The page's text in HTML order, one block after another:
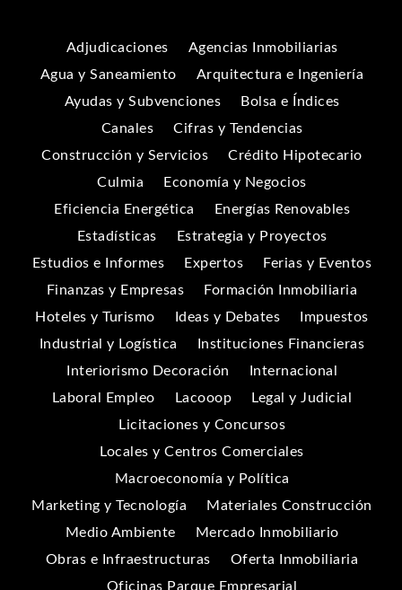
Adjudicaciones
Agencias Inmobiliarias
Agua y Saneamiento
Arquitectura e Ingeniería
Ayudas y Subvenciones
Bolsa e Índices
Canales
Cifras y Tendencias
Construcción y Servicios
Crédito Hipotecario
Culmia
Economía y Negocios
Eficiencia Energética
Energías Renovables
Estadísticas
Estrategia y Proyectos
Estudios e Informes
Expertos
Ferias y Eventos
Finanzas y Empresas
Formación Inmobiliaria
Hoteles y Turismo
Ideas y Debates
Impuestos
Industrial y Logística
Instituciones Financieras
Interiorismo Decoración
Internacional
Laboral Empleo
Lacooop
Legal y Judicial
Licitaciones y Concursos
Locales y Centros Comerciales
Macroeconomía y Política
Marketing y Tecnología
Materiales Construcción
Medio Ambiente
Mercado Inmobiliario
Obras e Infraestructuras
Oferta Inmobiliaria
Oficinas Parque Empresarial